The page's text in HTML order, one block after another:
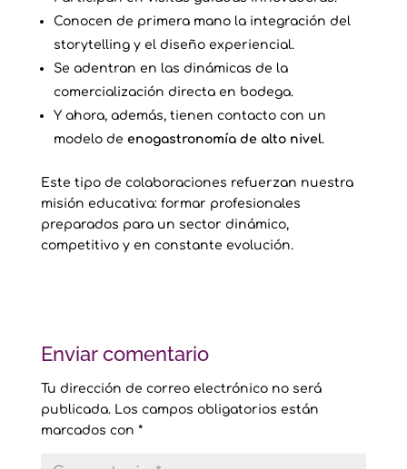
Conocen de primera mano la integración del
storytelling y el diseño experiencial.
Se adentran en las dinámicas de la
comercialización directa en bodega.
Y ahora, además, tienen contacto con un
modelo de enogastronomía de alto nivel.
Este tipo de colaboraciones refuerzan nuestra
misión educativa: formar profesionales
preparados para un sector dinámico,
competitivo y en constante evolución.
Enviar comentario
Tu dirección de correo electrónico no será
publicada. Los campos obligatorios están
marcados con *